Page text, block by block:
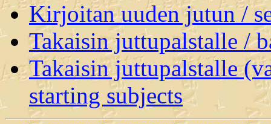
Kirjoitan uuden jutun /
Takaisin juttupalstalle /
Takaisin juttupalstalle
starting subjects